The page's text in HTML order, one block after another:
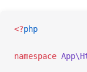
<?php
namespace